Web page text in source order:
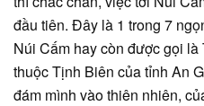
đầu tiên. Đây là 1 trong 7
Núi Cấm hay còn được gọi
thuộc Tịnh Biên của tỉnh An
đám mình vào thiên nhiên,